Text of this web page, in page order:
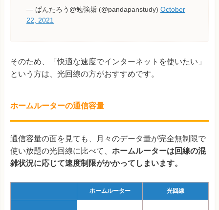
— ぱんたろう@勉強垢 (@pandapanstudy) October
22, 2021
そのため、「快適な速度でインターネットを使いたい」
という方は、光回線の方がおすすめです。
ホームルーターの通信容量
通信容量の面を見ても、月々のデータ量が完全無制限で
使い放題の光回線に比べて、 ホームルーターは回線の混
雑状況に応じて速度制限がかかってしまいます。
ホームルーター 光回線